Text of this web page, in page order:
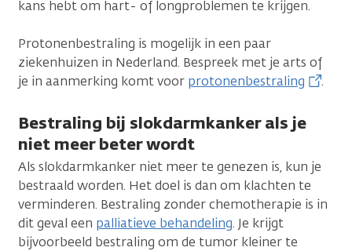
kans hebt om hart- of longproblemen te krijgen.
Protonenbestraling is mogelijk in een paar
ziekenhuizen in Nederland. Bespreek met je arts of
je in aanmerking komt voor protonenbestraling .
Bestraling bij slokdarmkanker als je
niet meer beter wordt
Als slokdarmkanker niet meer te genezen is, kun je
bestraald worden. Het doel is dan om klachten te
verminderen. Bestraling zonder chemotherapie is in
dit geval een palliatieve behandeling. Je krijgt
bijvoorbeeld bestraling om de tumor kleiner te